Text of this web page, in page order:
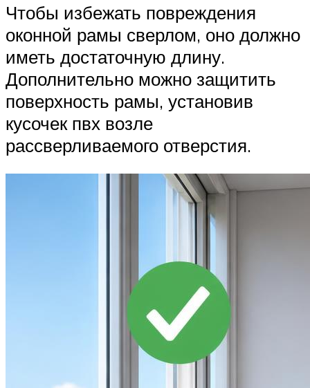
Чтобы избежать повреждения
оконной рамы сверлом, оно должно
иметь достаточную длину.
Дополнительно можно защитить
поверхность рамы, установив
кусочек пвх возле
рассверливаемого отверстия.